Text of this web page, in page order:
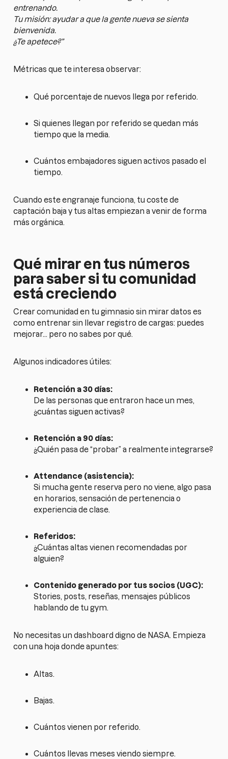
entrenando.
Tu misión: ayudar a que la gente nueva se sienta
bienvenida.
¿Te apetece?”
Métricas que te interesa observar:
Qué porcentaje de nuevos llega por referido.
Si quienes llegan por referido se quedan más
tiempo que la media.
Cuántos embajadores siguen activos pasado el
tiempo.
Cuando este engranaje funciona, tu coste de
captación baja y tus altas empiezan a venir de forma
más orgánica.
Qué mirar en tus números
para saber si tu comunidad
está creciendo
Crear comunidad en tu gimnasio sin mirar datos es
como entrenar sin llevar registro de cargas: puedes
mejorar… pero no sabes por qué.
Algunos indicadores útiles:
Retención a 30 días:
De las personas que entraron hace un mes,
¿cuántas siguen activas?
Retención a 90 días:
¿Quién pasa de “probar” a realmente integrarse?
Attendance (asistencia):
Si mucha gente reserva pero no viene, algo pasa
en horarios, sensación de pertenencia o
experiencia de clase.
Referidos:
¿Cuántas altas vienen recomendadas por
alguien?
Contenido generado por tus socios (UGC):
Stories, posts, reseñas, mensajes públicos
hablando de tu gym.
No necesitas un dashboard digno de NASA. Empieza
con una hoja donde apuntes:
Altas.
Bajas.
Cuántos vienen por referido.
Cuántos llevas meses viendo siempre.